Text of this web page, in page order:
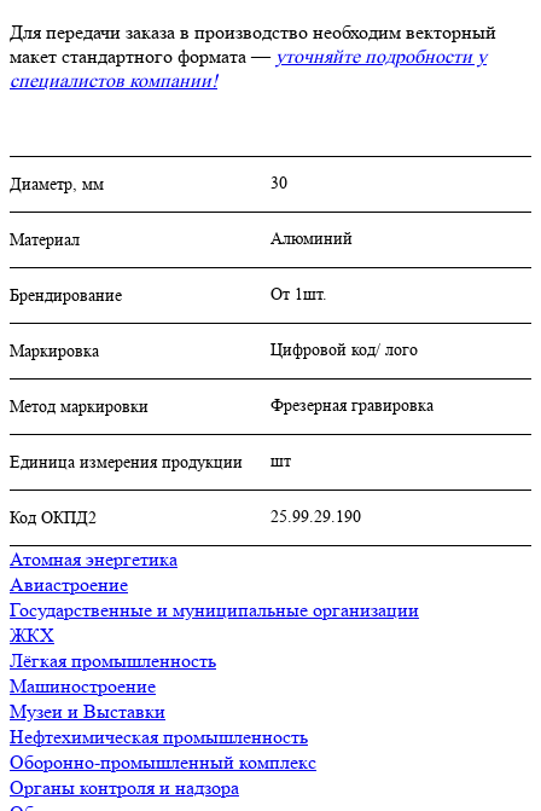
Для передачи заказа в производство необходим векторный
макет стандартного формата — уточняйте подробности у
специалистов компании!
Диаметр, мм 30
Материал Алюминий
Брендирование От 1шт.
Маркировка Цифровой код/ лого
Метод маркировки Фрезерная гравировка
Единица измерения продукции шт
Код ОКПД2 25.99.29.190
Атомная энергетика
Авиастроение
Государственные и муниципальные организации
ЖКХ
Лёгкая промышленность
Машиностроение
Музеи и Выставки
Нефтехимическая промышленность
Оборонно-промышленный комплекс
Органы контроля и надзора